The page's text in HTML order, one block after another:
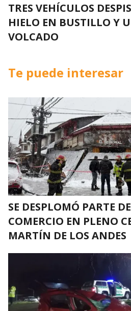
TRES VEHÍCULOS
HIELO EN BUSTILLO Y
VOLCADO
Te puede interesar
SE DESPLOMÓ PARTE
COMERCIO EN PLENO
MARTÍN DE LOS ANDES